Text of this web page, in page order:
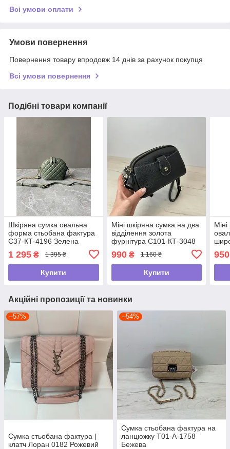
Всі умови оплати
Умови повернення
Повернення товару впродовж 14 днів за рахунок покупця
Всі умови повернення
Подібні товари компанії
Шкіряна сумка овальна
форма стьобана фактура
С37-КТ-4196 Зелена
1 295 ₴ 1 395 ₴
Купити
Міні шкіряна сумка на два
відділення золота
фурнітура С101-КТ-3048
990₴ 1 160 ₴
Купити
950
Акційні пропозиції та новинки
–57%
Сумка стьобана фактура |
клатч Лоран 0182 Рожевий
–54%
Сумка стьобана фактура на
ланцюжку Т01-А-1758
Бежева